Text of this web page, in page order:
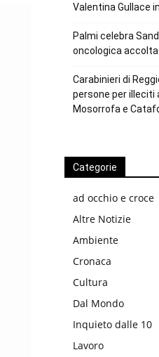
Valentina Gullace
Palmi celebra
oncologica accolta
Carabinieri di
persone per illeciti
Mosorrofa e
Categorie
ad occhio e croce
Altre Notizie
Ambiente
Cronaca
Cultura
Dal Mondo
Inquieto dalle 10
Lavoro